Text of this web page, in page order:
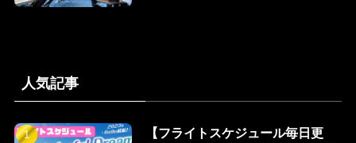
人気記事
【フライトスケジュール毎日更